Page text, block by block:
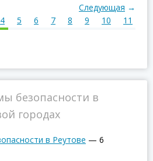
Следующая →
4 5 6 7 8 9 10 11
безопасности в
городах
в Реутове — 6